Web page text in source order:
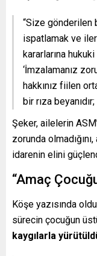
“Size gönderilen
ispatlamak ve
kararlarına
‘İmzalamanız
hakkınız fiilen
bir rıza
Şeker, ailelerin
zorunda
idarenin elini
“Amaç
Köşe yazısında
sürecin çocuğun
kaygılarla